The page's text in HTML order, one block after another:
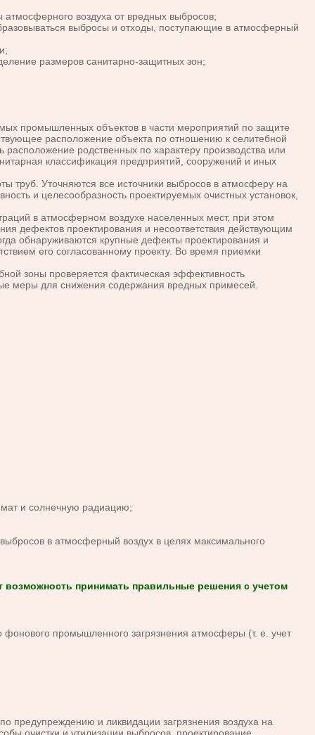
воздуха от вредных выбросов;
выбросы и отходы, поступающие в атмосферный
размеров санитарно-защитных зон;
промышленных объектов в части мероприятий по защите
расположение объекта по отношению к селитебной
родственных по характеру производства или
классификация предприятий, сооружений и иных
труб. Уточняются все источники выбросов в атмосферу на
и целесообразность проектируемых очистных установок,
в атмосферном воздухе населенных мест, при этом
дефектов проектирования и несоответствия действующим
обнаруживаются крупные дефекты проектирования и
его согласованному проекту. Во время приемки
зоны проверяется фактическая эффективность
меры для снижения содержания вредных примесей.
и солнечную радиацию;
в атмосферный воздух в целях максимального
принимать правильные решения с учетом
промышленного загрязнения атмосферы (т. е. учет
предупреждению и ликвидации загрязнения воздуха на